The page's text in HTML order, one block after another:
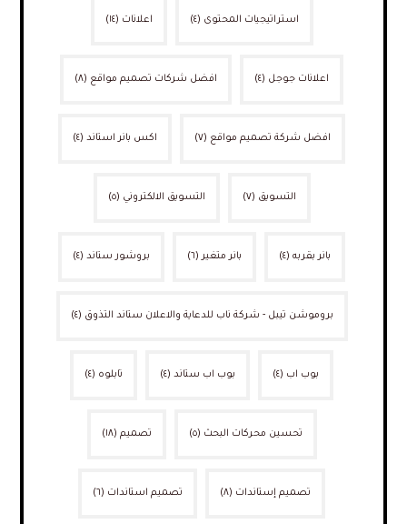
استراتيجيات المحتوى (٤) اعلانات (١٤)
اعلانات جوجل (٤) افضل شركات تصميم مواقع (٨)
افضل شركة تصميم مواقع (٧) اكس بانر استاند (٤)
التسويق (٧) التسويق الالكتروني (٥)
بانر بقربه (٤) بانر متغير (٦) بروشور ستاند (٤)
بروموشن تيبل - شركة ناب للدعاية والاعلان ستاند التذوق (٤)
بوب اب (٤) بوب اب ستاند (٤) تابلوه (٤)
تحسين محركات البحث (٥) تصميم (١٨)
تصميم إستاندات (٨) تصميم استاندات (٦)